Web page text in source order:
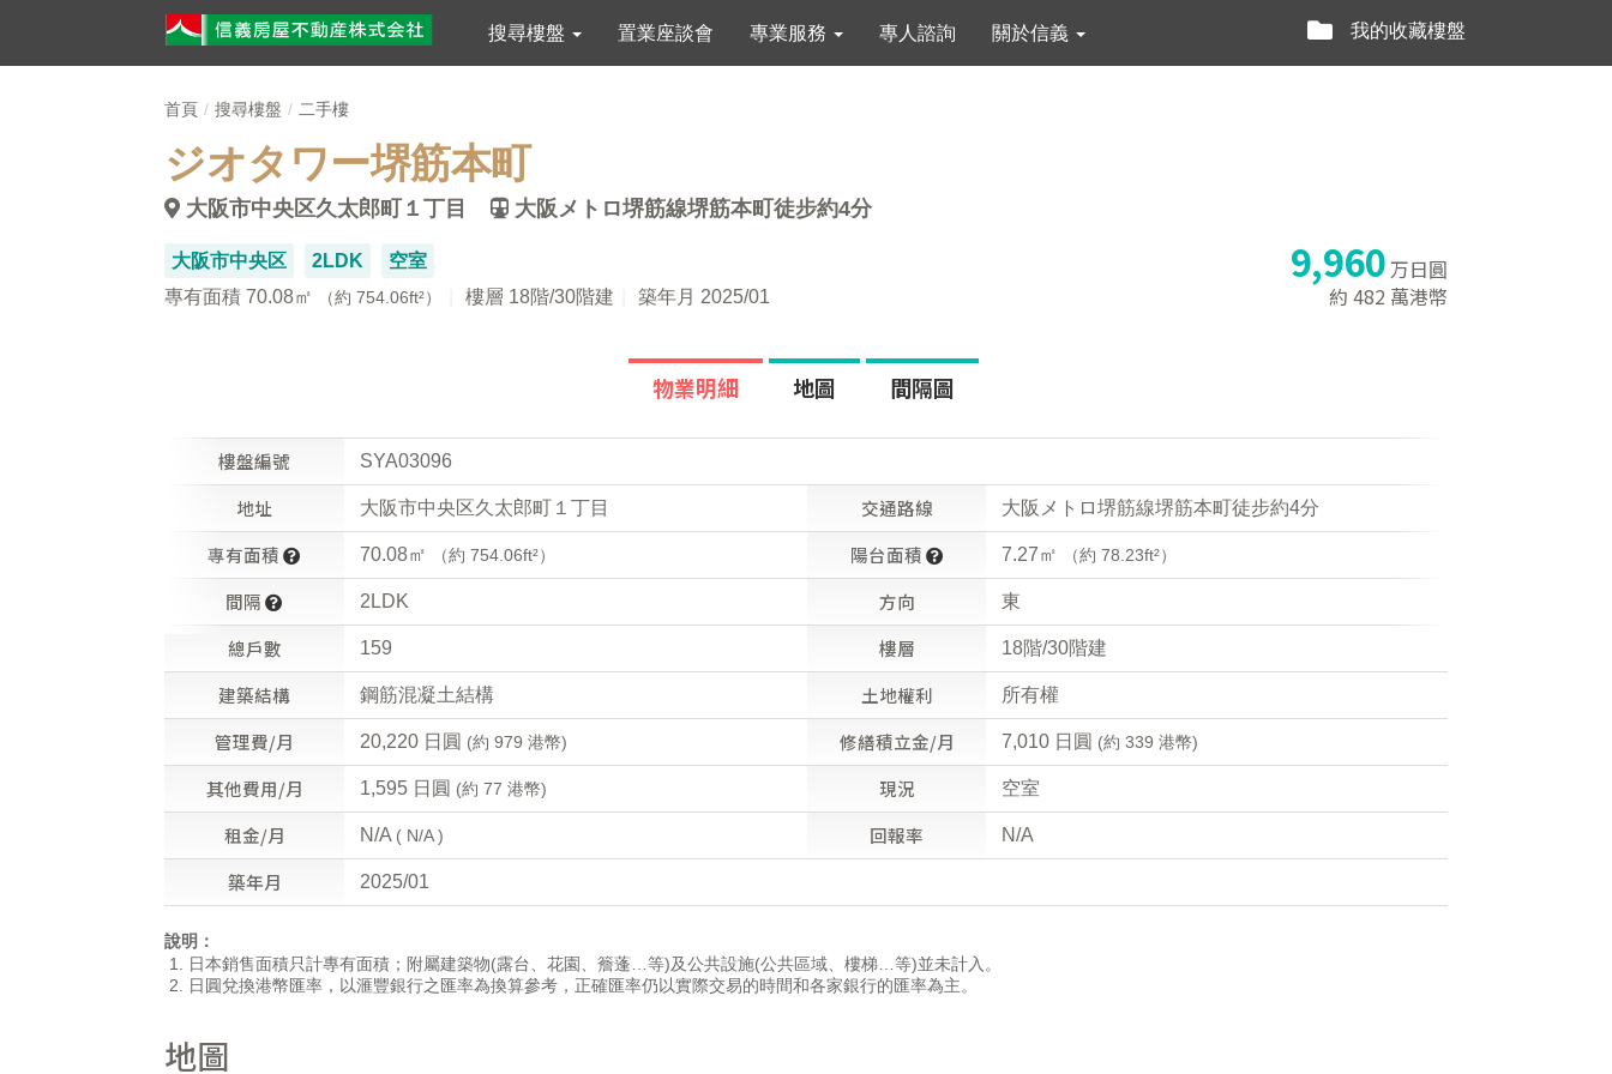
搜尋樓盤 置業座談會 專業服務 專人諮詢 關於信義 我的收藏樓盤
首頁 搜尋樓盤 二手樓
ジオタワー堺筋本町
大阪市中央区久太郎町１丁目 大阪メトロ堺筋線堺筋本町徒步約4分
9,960万日圓
約 482 萬港幣
大阪市中央区 2LDK
空室
專有面積 70.08㎡
（約 754.06ft²） 樓層 18階/30階建 築年月 2025/01
物業明細 地圖 間隔圖
樓盤編號 SYA03096
地址 大阪市中央区久太郎町１丁目 交通路線 大阪メトロ堺筋線堺筋本町徒步約4分
專有面積 70.08㎡ （約 754.06ft²） 陽台面積 7.27㎡ （約 78.23ft²）
間隔 2LDK 方向 東
總戶數 159 樓層 18階/30階建
建築結構 鋼筋混凝土結構 土地權利 所有權
管理費/月 20,220 日圓 (約 979 港幣) 修繕積立金/月 7,010 日圓 (約 339 港幣)
其他費用/月 1,595 日圓 (約 77 港幣) 現況 空室
租金/月 N/A ( N/A ) 回報率 N/A
築年月 2025/01
說明：
日本銷售面積只計專有面積；附屬建築物(露台、花園、簷蓬…等)及公共設施(公共區域、樓梯…等)並未計入。
日圓兌換港幣匯率，以滙豐銀行之匯率為換算參考，正確匯率仍以實際交易的時間和各家銀行的匯率為主。
地圖